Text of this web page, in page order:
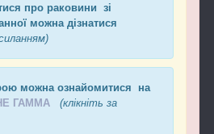
про раковини зі
можна дізнатися
можна ознайомитися на
ГАММА
(клікніть за